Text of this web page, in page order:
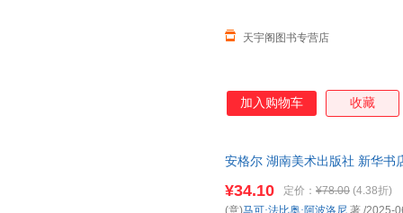
天宇阁图书专营店
加入购物车 收藏
安格尔 湖南美术出版社 新华书
¥34.10 定价： ¥78.00 (4.38折)
(意)马可·法比奥·阿波洛尼 著 /2025-